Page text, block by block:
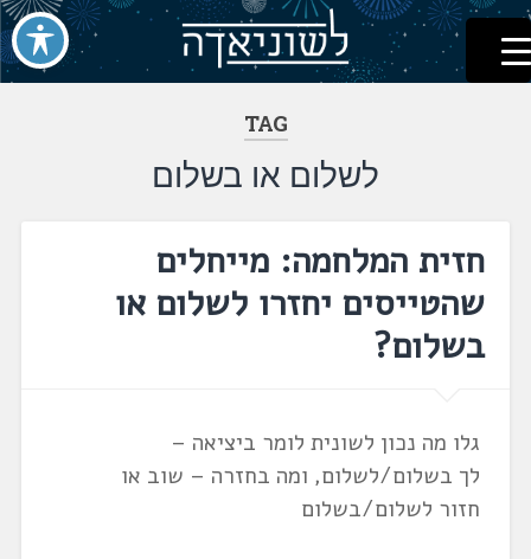
דלג
לתוכן
לשוניאדה
עברית. לשון. שפה
TAG
לשלום או בשלום
חזית המלחמה: מייחלים
שהטייסים יחזרו לשלום או
בשלום?
גלו מה נכון לשונית לומר ביציאה –
לך בשלום/לשלום, ומה בחזרה – שוב או
חזור לשלום/בשלום